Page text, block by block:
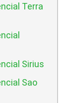
Terra
Sirius
Sao